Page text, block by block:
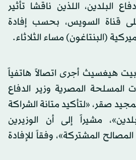
البلدين، اللذين ناقشا تأثير
قناة السويس، بحسب إفادة
(البنتاغون) مساء الثلاثاء.
بيت هيغسيث أجرى اتصالاً هاتفياً
المسلحة المصرية وزير الدفاع
صقر، «لتأكيد متانة الشراكة
مشيراً إلى أن الوزيرين
المشتركة»، وفقاً للإفادة